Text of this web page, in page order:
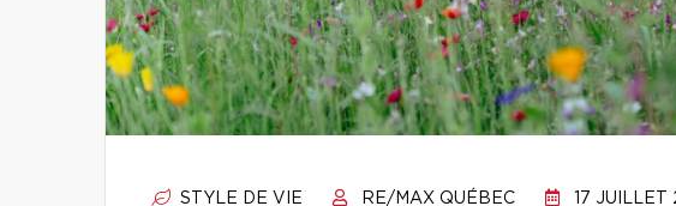
STYLE DE VIE RE/MAX QUÉBEC 17 JUILLET